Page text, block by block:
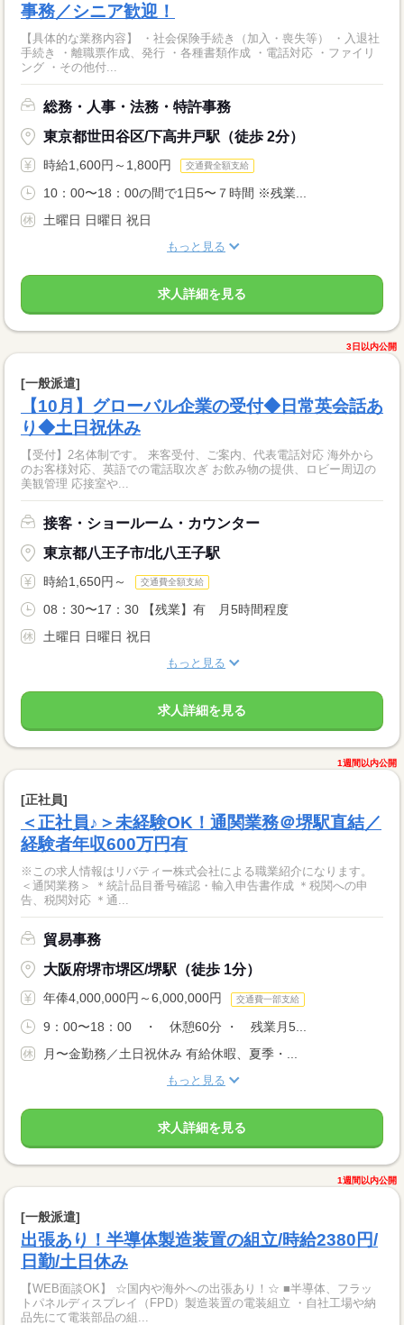
事務／シニア歓迎！
【具体的な業務内容】 ・社会保険手続き（加入・喪失等） ・入退社
手続き ・離職票作成、発行 ・各種書類作成 ・電話対応 ・ファイリ
ング ・その他付...
総務・人事・法務・特許事務
東京都世田谷区/下高井戸駅（徒歩 2分）
時給1,600円～1,800円 交通費全額支給
10：00〜18：00の間で1日5〜７時間 ※残業...
土曜日 日曜日 祝日
もっと見る
求人詳細を見る
3日以内公開
[一般派遣]
【10月】グローバル企業の受付◆日常英会話あ
り◆土日祝休み
【受付】2名体制です。 来客受付、ご案内、代表電話対応 海外から
のお客様対応、英語での電話取次ぎ お飲み物の提供、ロビー周辺の
美観管理 応接室や...
接客・ショールーム・カウンター
東京都八王子市/北八王子駅
時給1,650円～ 交通費全額支給
08：30〜17：30 【残業】有 月5時間程度
土曜日 日曜日 祝日
もっと見る
求人詳細を見る
1週間以内公開
[正社員]
＜正社員♪＞未経験OK！通関業務＠堺駅直結／
経験者年収600万円有
※この求人情報はリバティー株式会社による職業紹介になります。
＜通関業務＞ ＊統計品目番号確認・輸入申告書作成 ＊税関への申
告、税関対応 ＊通...
貿易事務
大阪府堺市堺区/堺駅（徒歩 1分）
年俸4,000,000円～6,000,000円 交通費一部支給
9：00〜18：00 ・ 休憩60分 ・ 残業月5...
月〜金勤務／土日祝休み 有給休暇、夏季・...
もっと見る
求人詳細を見る
1週間以内公開
[一般派遣]
出張あり！半導体製造装置の組立/時給2380円/
日勤/土日休み
【WEB面談OK】 ☆国内や海外への出張あり！☆ ■半導体、フラッ
トパネルディスプレイ（FPD）製造装置の電装組立 ・自社工場や納
品先にて電装部品の組...